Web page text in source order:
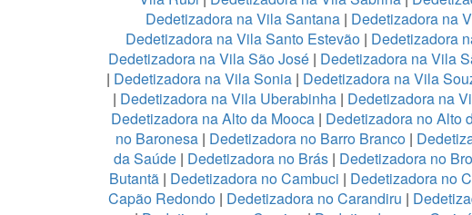
Dedetizadora na Vila Santana | Dedetizadora na
Dedetizadora na Vila Santo Estevão | Dedetizadora
Dedetizadora na Vila São José | Dedetizadora na Vila
| Dedetizadora na Vila Sonia | Dedetizadora na Vila
| Dedetizadora na Vila Uberabinha| Dedetizadora na
Dedetizadora na Alto da Mooca| Dedetizadora no Alto
no Baronesa| Dedetizadora no Barro Branco|
da Saúde| Dedetizadora no Brás| Dedetizadora no
Butantã | Dedetizadora no Cambuci | Dedetizadora no
Capão Redondo | Dedetizadora no Carandiru |